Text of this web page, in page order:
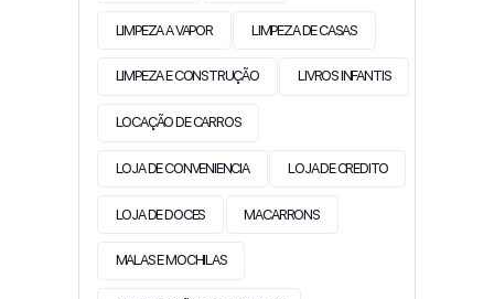
LIMPEZA A VAPOR LIMPEZA DE CASAS
LIMPEZA E CONSTRUÇÃO LIVROS INFANTIS
LOCAÇÃO DE CARROS
LOJA DE CONVENIENCIA LOJA DE CREDITO
LOJA DE DOCES MACARRONS
MALAS E MOCHILAS